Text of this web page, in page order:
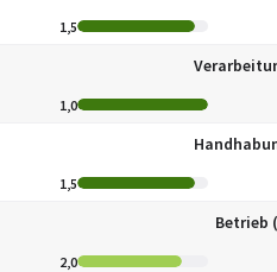
1,5
1,0
1,5
Betrieb
2,0